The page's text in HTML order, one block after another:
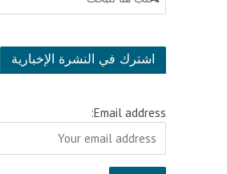
اشترك في النشرة الإخبارية
Email address: